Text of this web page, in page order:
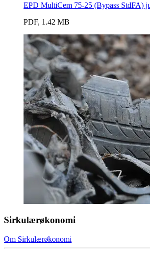
EPD MultiCem 75-25 (Bypass StdFA)
PDF, 1.42 MB
Sirkulærøkonomi
Om Sirkulærøkonomi